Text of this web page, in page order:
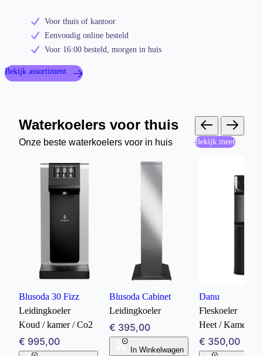
Voor thuis of kantoor
Eenvoudig online besteld
Voor 16:00 besteld, morgen in huis
Bekijk assortiment
Waterkoelers voor thuis
Onze beste waterkoelers voor in huis Bekijk meer
Blusoda 30 Fizz
Leidingkoeler
Koud / kamer / Co2
€ 995,00
Blusoda Cabinet
Leidingkoeler
€ 395,00
In Winkelwagen
Danu
Fleskoeler
Heet / Kamer /
€ 350,00